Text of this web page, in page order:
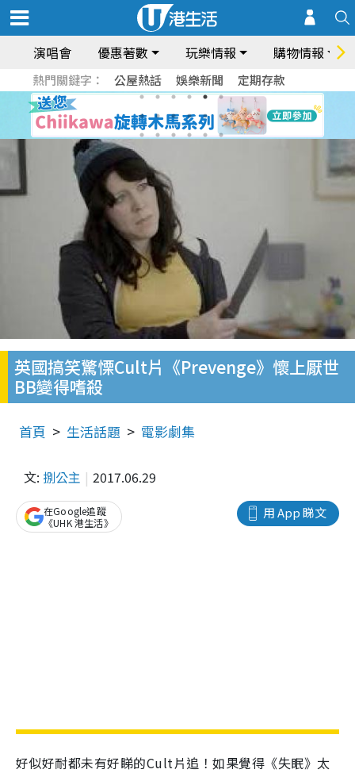
演唱會 優惠著數 玩樂情報 購物情報
熱門關鍵字： 公屋熱話 娛樂新聞 定期存款
英國搞笑驚慄Cult片《Prevenge》懷上厭世
BB變得嗜殺
首頁 生活話題 電影劇集
文: 捌公主 2017.06.29
用 App 睇文
在Google追蹤
《UHK 港生活》
好似好耐都未有好睇的Cult片追！如果覺得《失眠》太